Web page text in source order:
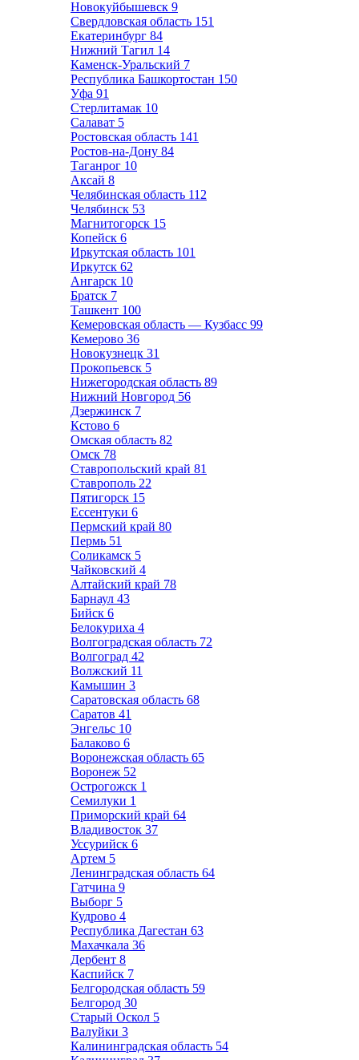
Новокуйбышевск 9
Свердловская область 151
Екатеринбург 84
Нижний Тагил 14
Каменск-Уральский 7
Республика Башкортостан 150
Уфа 91
Стерлитамак 10
Салават 5
Ростовская область 141
Ростов-на-Дону 84
Таганрог 10
Аксай 8
Челябинская область 112
Челябинск 53
Магнитогорск 15
Копейск 6
Иркутская область 101
Иркутск 62
Ангарск 10
Братск 7
Ташкент 100
Кемеровская область — Кузбасс 99
Кемерово 36
Новокузнецк 31
Прокопьевск 5
Нижегородская область 89
Нижний Новгород 56
Дзержинск 7
Кстово 6
Омская область 82
Омск 78
Ставропольский край 81
Ставрополь 22
Пятигорск 15
Ессентуки 6
Пермский край 80
Пермь 51
Соликамск 5
Чайковский 4
Алтайский край 78
Барнаул 43
Бийск 6
Белокуриха 4
Волгоградская область 72
Волгоград 42
Волжский 11
Камышин 3
Саратовская область 68
Саратов 41
Энгельс 10
Балаково 6
Воронежская область 65
Воронеж 52
Острогожск 1
Семилуки 1
Приморский край 64
Владивосток 37
Уссурийск 6
Артем 5
Ленинградская область 64
Гатчина 9
Выборг 5
Кудрово 4
Республика Дагестан 63
Махачкала 36
Дербент 8
Каспийск 7
Белгородская область 59
Белгород 30
Старый Оскол 5
Валуйки 3
Калининградская область 54